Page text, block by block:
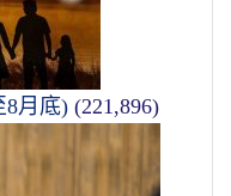
8月底) (221,896)